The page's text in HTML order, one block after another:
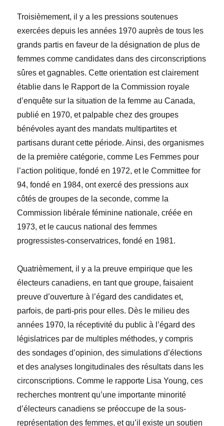
Troisièmement, il y a les pressions soutenues
exercées depuis les années 1970 auprès de tous les
grands partis en faveur de la désignation de plus de
femmes comme candidates dans des circonscriptions
sûres et gagnables. Cette orientation est clairement
établie dans le Rapport de la Commission royale
d’enquête sur la situation de la femme au Canada,
publié en 1970, et palpable chez des groupes
bénévoles ayant des mandats multipartites et
partisans durant cette période. Ainsi, des organismes
de la première catégorie, comme Les Femmes pour
l’action politique, fondé en 1972, et le Committee for
94, fondé en 1984, ont exercé des pressions aux
côtés de groupes de la seconde, comme la
Commission libérale féminine nationale, créée en
1973, et le caucus national des femmes
progressistes-conservatrices, fondé en 1981.
Quatrièmement, il y a la preuve empirique que les
électeurs canadiens, en tant que groupe, faisaient
preuve d’ouverture à l’égard des candidates et,
parfois, de parti-pris pour elles. Dès le milieu des
années 1970, la réceptivité du public à l’égard des
législatrices par de multiples méthodes, y compris
des sondages d’opinion, des simulations d’élections
et des analyses longitudinales des résultats dans les
circonscriptions. Comme le rapporte Lisa Young, ces
recherches montrent qu’une importante minorité
d’électeurs canadiens se préoccupe de la sous-
représentation des femmes, et qu’il existe un soutien